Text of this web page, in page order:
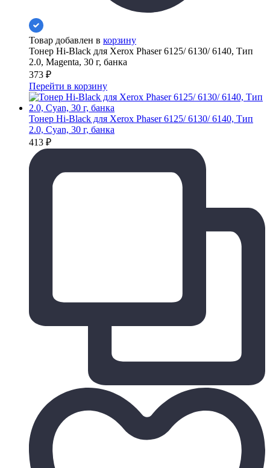
Товар добавлен в корзину
Тонер Hi-Black для Xerox Phaser 6125/ 6130/ 6140, Тип
2.0, Magenta, 30 г, банка
373 ₽
Перейти в корзину
Тонер Hi-Black для Xerox Phaser 6125/ 6130/ 6140, Тип
2.0, Cyan, 30 г, банка
413 ₽